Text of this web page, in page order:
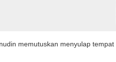
memutuskan menyulap tempat